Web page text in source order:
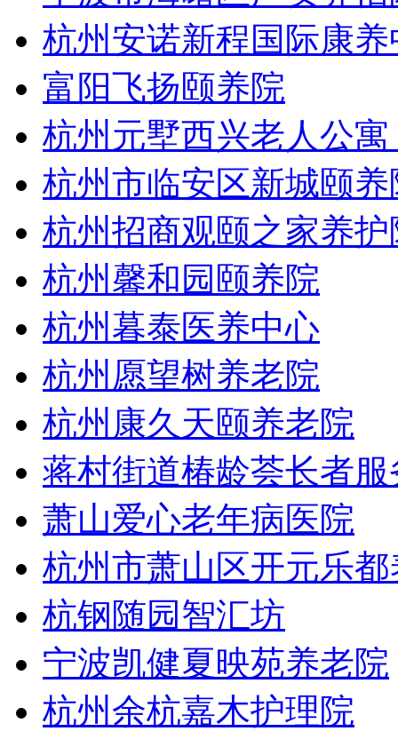
杭州安诺新程国际康养
富阳飞扬颐养院
杭州元墅西兴老人公
杭州市临安区新城颐养
杭州招商观颐之家养护
杭州馨和园颐养院
杭州暮泰医养中心
杭州愿望树养老院
杭州康久天颐养老院
蒋村街道椿龄荟长者
萧山爱心老年病医院
杭州市萧山区开元乐
杭钢随园智汇坊
宁波凯健夏映苑养老院
杭州余杭嘉木护理院